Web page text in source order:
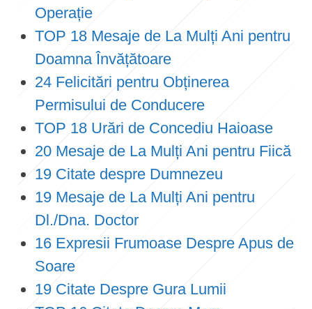
Operație
TOP 18 Mesaje de La Mulți Ani pentru
Doamna Învățătoare
24 Felicitări pentru Obținerea
Permisului de Conducere
TOP 18 Urări de Concediu Haioase
20 Mesaje de La Mulți Ani pentru Fiică
19 Citate despre Dumnezeu
19 Mesaje de La Mulți Ani pentru
Dl./Dna. Doctor
16 Expresii Frumoase Despre Apus de
Soare
19 Citate Despre Gura Lumii